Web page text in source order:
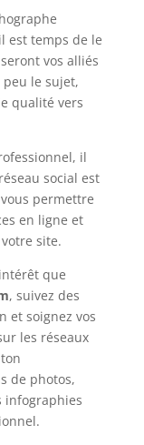
est temps de le
vos alliés
le sujet,
qualité vers
il
social est
permettre
en ligne et
site.
que
, suivez des
et soignez vos
les réseaux
de photos,
infographies